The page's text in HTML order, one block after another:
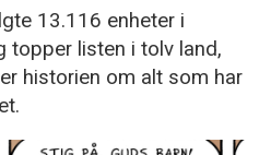
13.116 enheter i
topper listen i tolv land,
historien om alt som har